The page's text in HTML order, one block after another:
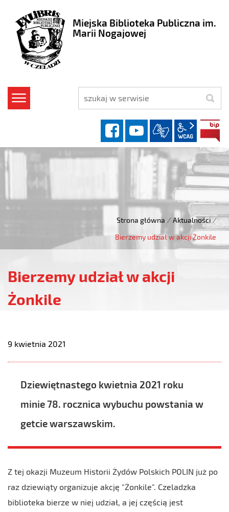
Miejska Biblioteka Publiczna im.
Marii Nogajowej
szukaj
facebookYouTube
wcag2.1
Strona główna / Aktualności /
Bierzemy udział w akcji Żonkile
Bierzemy udział w akcji
Żonkile
9 kwietnia 2021
Dziewiętnastego kwietnia 2021 roku
minie 78. rocznica wybuchu powstania w
getcie warszawskim.
Z tej okazji Muzeum Historii Żydów Polskich POLIN już po
raz dziewiąty organizuje akcję "Żonkile". Czeladzka
biblioteka bierze w niej udział, a jej częścią jest